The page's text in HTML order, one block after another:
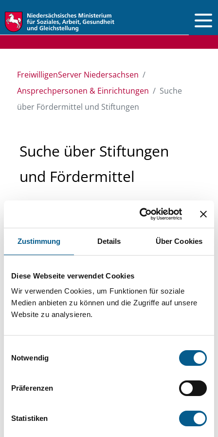
Zustimmung Details Über Cookies
Diese Webseite verwendet Cookies
Wir verwenden Cookies, um Funktionen für soziale
Medien anbieten zu können und die Zugriffe auf unsere
Website zu analysieren.
Notwendig
Präferenzen
Statistiken
FreiwilligenServer Niedersachsen
Ansprechpersonen & Einrichtungen
Suche
über Fördermittel und Stiftungen
Suche über Stiftungen
und Fördermittel
Sie suchen finanzielle Unterstützung für ein
Projekt oder ein Vorhaben? Hier können Sie
direkt über unsere Fördermitteldatenbank und
Stiftungsdatenbank recherchieren. Bei der
Suche bitte die Groß- und Kleinschreibung
beachten.
Bitte Suchbegriff eingeben. Ergebnisse
können durch die Wahl von Bereichen oder